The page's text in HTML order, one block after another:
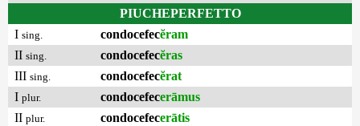
PIUCHEPERFETTO
I sing. condocefecĕram
II sing. condocefecĕras
III sing. condocefecĕrat
I plur. condocefecerāmus
II plur. condocefecerātis